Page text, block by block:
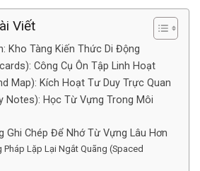
Viết
Kho Tàng Kiến Thức Di Động
Công Cụ Ôn Tập Linh Hoạt
Map): Kích Hoạt Tư Duy Trực Quan
Notes): Học Từ Vựng Trong Môi
Ghi Chép Để Nhớ Từ Vựng Lâu Hơn
Pháp Lặp Lại Ngắt Quãng (Spaced